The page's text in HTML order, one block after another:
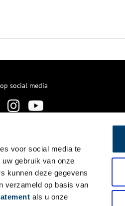
voor social media te
gebruik van onze
kunnen deze gegevens
verzameld op basis van
als u onze
social media